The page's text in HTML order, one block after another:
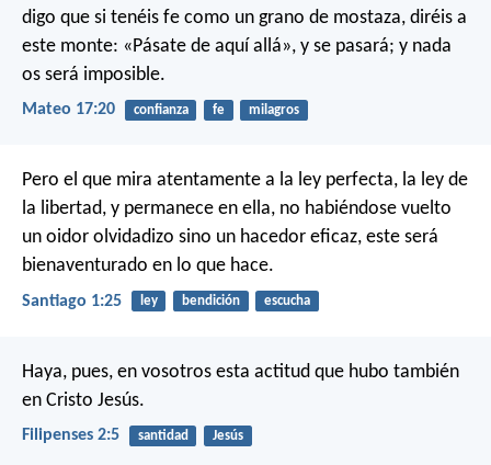
digo que si tenéis fe como un grano de mostaza, diréis a
este monte: «Pásate de aquí allá», y se pasará; y nada
os será imposible.
Mateo 17:20 confianza fe milagros
Pero el que mira atentamente a la ley perfecta, la ley de
la libertad, y permanece en ella, no habiéndose vuelto
un oidor olvidadizo sino un hacedor eficaz, este será
bienaventurado en lo que hace.
Santiago 1:25 ley bendición escucha
Haya, pues, en vosotros esta actitud que hubo también
en Cristo Jesús.
Filipenses 2:5 santidad Jesús